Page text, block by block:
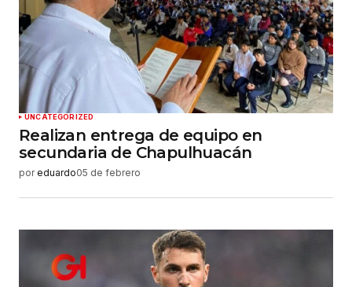
UNCATEGORIZED
Realizan entrega de equipo en
secundaria de Chapulhuacán
por eduardo05 de febrero